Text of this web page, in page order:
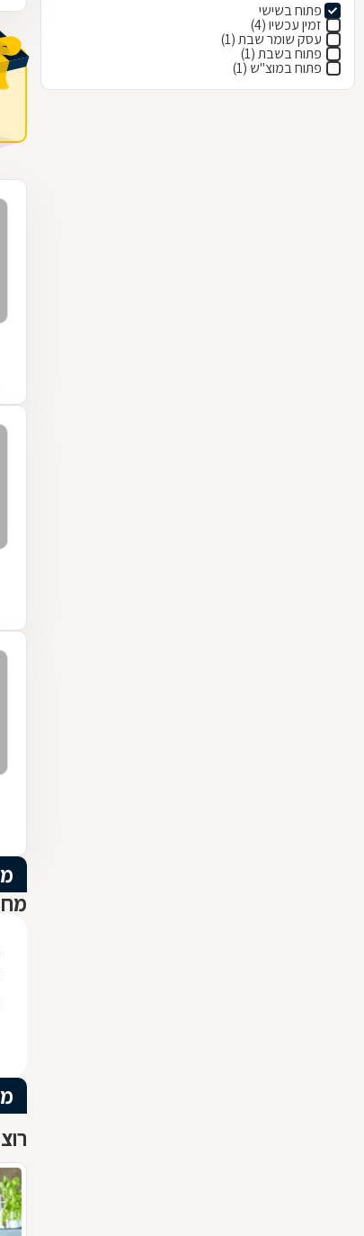
פתוח בשישי
זמין עכשיו (4)
עסק שומר שבת (1)
פתוח בשבת (1)
פתוח במוצ"ש (1)